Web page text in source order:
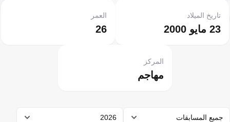
23 مايو 2000
تاريخ الميلاد
26
العمر
مهاجم
المركز
جميع المسابقات 2026